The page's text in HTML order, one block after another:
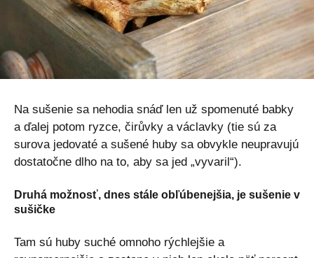
Na sušenie sa nehodia snáď len už spomenuté babky
a ďalej potom ryzce, čirůvky a václavky (tie sú za
surova jedovaté a sušené huby sa obvykle neupravujú
dostatočne dlho na to, aby sa jed „vyvaril“).
Druhá možnosť, dnes stále obľúbenejšia, je sušenie v
sušičke
Tam sú huby suché omnoho rýchlejšie a